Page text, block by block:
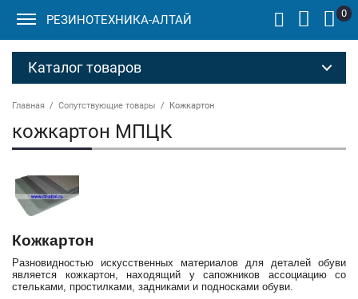
РЕЗИНОТЕХНИКА-АЛТАЙ 0
Каталог товаров
Главная Сопутствующие товары Кожкартон
кожкартон МПЦК
Кожкартон
Разновидностью искусственных материалов для деталей обуви
является кожкартон, находящий у сапожников ассоциацию со
стельками, простилками, задниками и подносками обуви.